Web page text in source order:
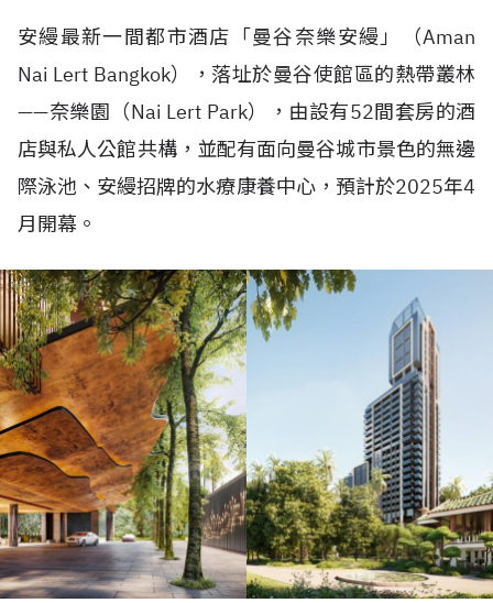
安縵最新一間都市酒店「曼谷奈樂安縵」（Aman
Nai Lert Bangkok），落址於曼谷使館區的熱帶叢林
——奈樂園（Nai Lert Park），由設有52間套房的酒
店與私人公館共構，並配有面向曼谷城市景色的無邊
際泳池、安縵招牌的水療康養中心，預計於2025年4
月開幕。